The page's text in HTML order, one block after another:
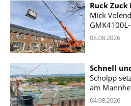
Ruck Zuck
Mick
05.08.2026
Schnell
Scholpp
am
04.08.2026